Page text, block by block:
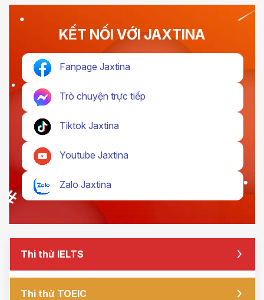
KẾT NỐI VỚI JAXTINA
Fanpage Jaxtina
Trò chuyện trực tiếp
Tiktok Jaxtina
Youtube Jaxtina
Zalo Jaxtina
Thi thử IELTS
Thi thử TOEIC